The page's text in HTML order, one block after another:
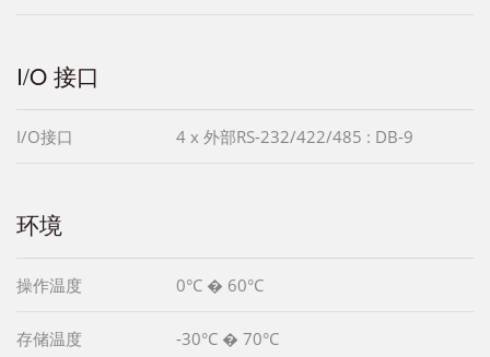
I/O 接口
I/O接口 4 x 外部RS-232/422/485 : DB-9
环境
操作温度 0°C � 60°C
存储温度 -30°C � 70°C